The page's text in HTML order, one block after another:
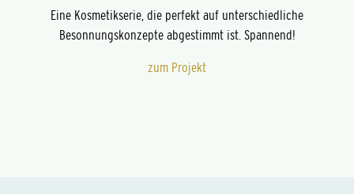
Eine Kosmetikserie, die perfekt auf unterschiedliche
Besonnungskonzepte abgestimmt ist. Spannend!
zum Projekt